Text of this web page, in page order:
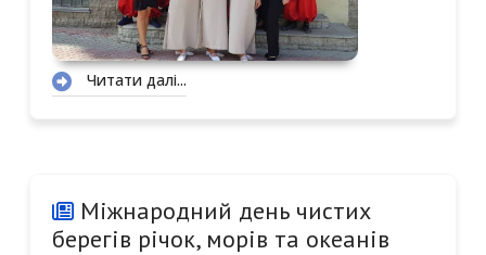
0
4
5
Читати далі...
Міжнародний день чистих
берегів річок, морів та океанів